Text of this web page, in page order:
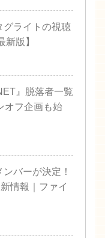
グライトの視聴
版】
』脱落者一覧
オフ企画も始
バーが決定！
情報｜ファイ